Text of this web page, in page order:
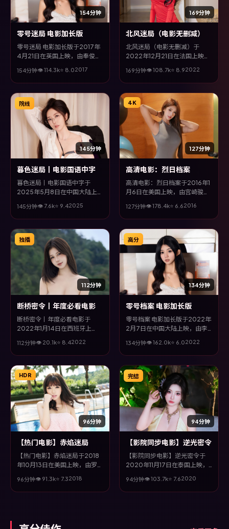
154分钟
零号迷局 电影加长版
零号迷局 电影加长版于2017年
4月21日在英国上映，由奉俊昊
等主演。全片以科幻类型为主
线，视听语言大胆实验，配乐与
场面调度为全片情绪推波助澜。
154分钟👁114.3k⭐ 8.02017
169分钟
北风迷局（电影无删减）
北风迷局（电影无删减）于
2022年12月21日在法国上映，
乐、易烊千玺、梁朝伟等主演。
全片以传记类型为主线，视听语
言大胆实验，配乐与场面调度为
全片情绪推波助澜。
169分钟👁108.7k⭐ 8.92022
145分钟
院线
暮色迷局丨电影国语中字
暮色迷局丨电影国语中字于
2025年5月8日在中国大陆上
樱、周迅等主演。全片以传记类
型为主线，视听语言大胆实验，
配乐与场面调度为全片情绪推波
助澜。
145分钟👁 7.6k⭐ 9.42025
127分钟
4K
高清电影：烈日档案
高清电影：烈日档案于2016年1
月6日在美国上映，由宫崎骏执
锡等主演。全片以战争类型为主
线，在时代洪流与个体抉择之
间，故事层层推进，节奏紧凑而
不失细腻。
127分钟👁178.4k⭐ 6.62016
112分钟
独播
断桥密令丨年度必看电影
断桥密令丨年度必看电影于
2022年1月14日在西班牙上
昊、松坂桃李、胡歌等主演。全
片以悬疑类型为主线，多条叙事
线交织收束，悬念与情感并重，
适合喜欢强情节的观众。
112分钟👁 20.1k⭐ 8.42022
134分钟
高分
零号档案 电影加长版
零号档案 电影加长版于2022年
2月7日在中国大陆上映，由李
超等主演。全片以爱情类型为主
线，改编自真实事件与社会议
题，兼具娱乐性与思考空间。
134分钟👁162.0k⭐ 6.02022
96分钟
HDR
【热门电影】赤焰迷局
【热门电影】赤焰迷局于2018
年10月13日在美国上映，由罗素
坂桃李、周迅等主演。全片以战
争类型为主线，视听语言大胆实
96分钟👁 91.3k⭐ 7.32018
94分钟
完结
【影院同步电影】逆光密令
【影院同步电影】逆光密令于
2020年11月17日在泰国上映，
娜、秦昊等主演。全片以冒险类
型为主线，在时代洪流与个体抉
94分钟👁103.7k⭐ 7.62020